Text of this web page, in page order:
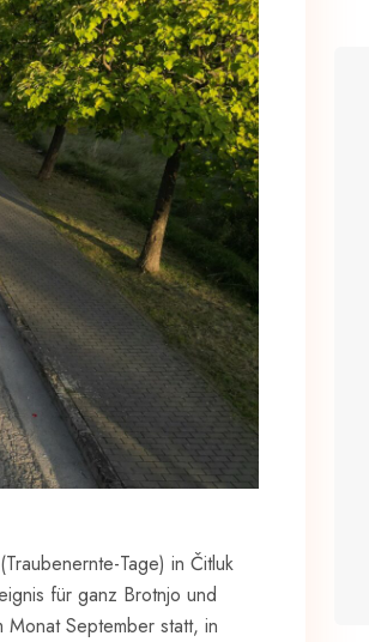
Tage) in Čitluk
für ganz Brotnjo und
September statt, in